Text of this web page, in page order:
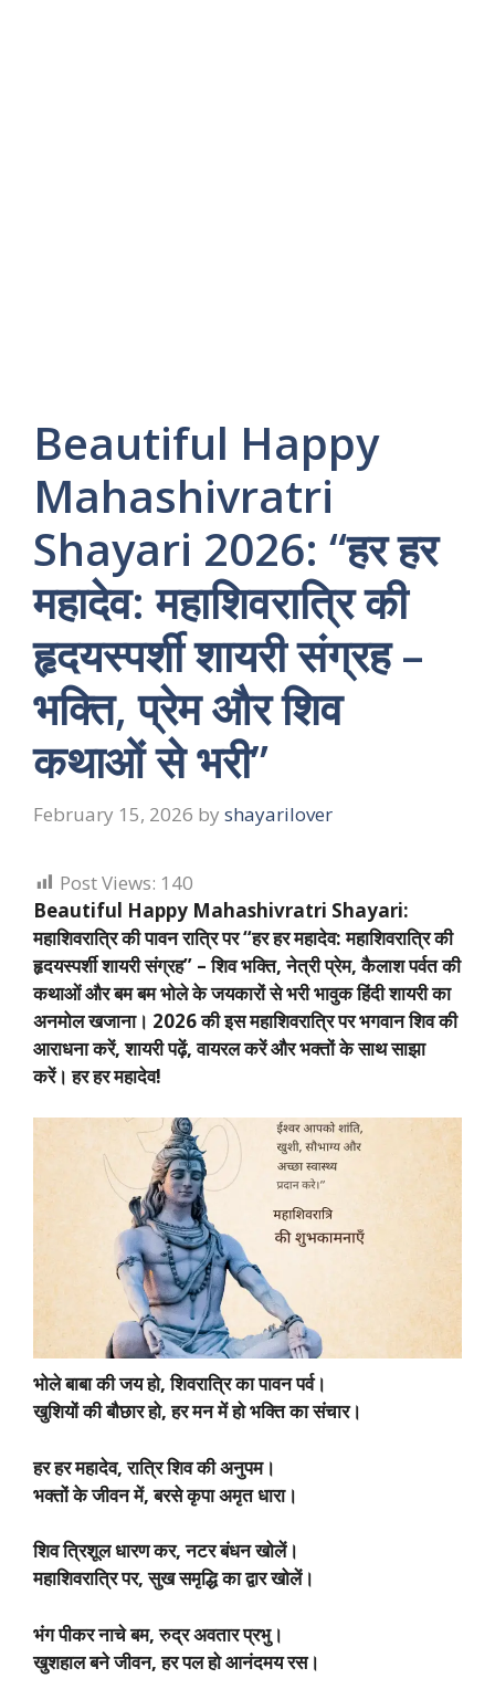
Beautiful Happy
Mahashivratri
Shayari 2026: “हर हर
महादेव: महाशिवरात्रि की
हृदयस्पर्शी शायरी संग्रह –
भक्ति, प्रेम और शिव
कथाओं से भरी”
February 15, 2026 by shayarilover
Post Views: 140
Beautiful Happy Mahashivratri Shayari:
महाशिवरात्रि की पावन रात्रि पर “हर हर महादेव: महाशिवरात्रि की
हृदयस्पर्शी शायरी संग्रह” – शिव भक्ति, नेत्री प्रेम, कैलाश पर्वत की
कथाओं और बम बम भोले के जयकारों से भरी भावुक हिंदी शायरी का
अनमोल खजाना। 2026 की इस महाशिवरात्रि पर भगवान शिव की
आराधना करें, शायरी पढ़ें, वायरल करें और भक्तों के साथ साझा
करें। हर हर महादेव!
भोले बाबा की जय हो, शिवरात्रि का पावन पर्व।
खुशियों की बौछार हो, हर मन में हो भक्ति का संचार।
हर हर महादेव, रात्रि शिव की अनुपम।
भक्तों के जीवन में, बरसे कृपा अमृत धारा।
शिव त्रिशूल धारण कर, नटर बंधन खोलें।
महाशिवरात्रि पर, सुख समृद्धि का द्वार खोलें।
भंग पीकर नाचे बम, रुद्र अवतार प्रभु।
खुशहाल बने जीवन, हर पल हो आनंदमय रस।